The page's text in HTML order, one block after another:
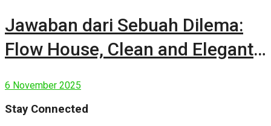
Jawaban dari Sebuah Dilema:
Flow House, Clean and Elegant
6 November 2025
Stay Connected